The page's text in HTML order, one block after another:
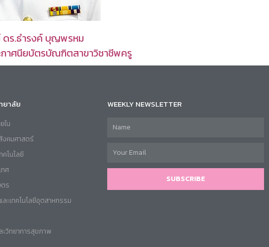
ดร.ธำรงค์ บุญพรหม
าศนียบัตรบัณฑิตสาขาวิชาชีพครู
ยาลัย
ใน
งคมศาสตร์
โนโลยี
ทศ
ตร
ะเทคโนโลยีอุตสาหกรรม
วิทยาการสุขภาพ
WEEKLY NEWSLETTER
SUBSCRIBE